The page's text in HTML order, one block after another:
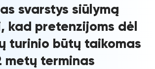
svarstys siūlymą
kad pretenzijoms dėl
turinio būtų taikomas
metų terminas